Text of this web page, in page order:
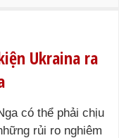
Ukraina ra
có thể phải chịu
rủi ro nghiêm